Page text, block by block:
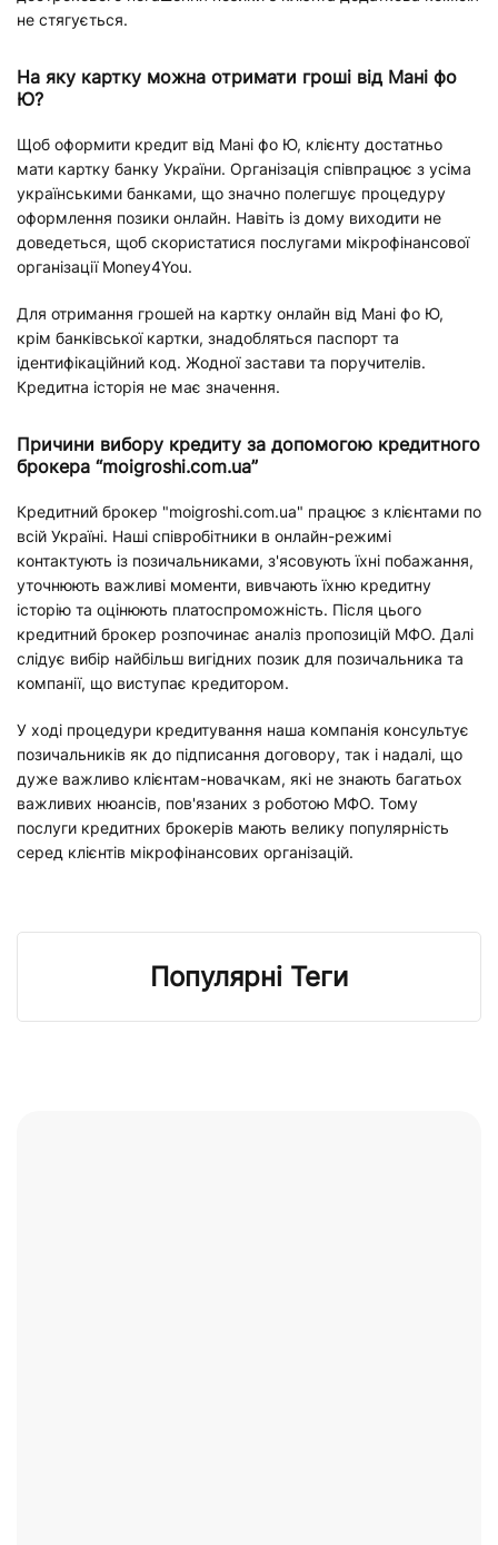
не стягується.
На яку картку можна отримати гроші від Мані фо
Ю?
Щоб оформити кредит від Мані фо Ю, клієнту достатньо
мати картку банку України. Організація співпрацює з усіма
українськими банками, що значно полегшує процедуру
оформлення позики онлайн. Навіть із дому виходити не
доведеться, щоб скористатися послугами мікрофінансової
організації Money4You.
Для отримання грошей на картку онлайн від Мані фо Ю,
крім банківської картки, знадобляться паспорт та
ідентифікаційний код. Жодної застави та поручителів.
Кредитна історія не має значення.
Причини вибору кредиту за допомогою кредитного
брокера “moigroshi.com.ua”
Кредитний брокер "moigroshi.com.ua" працює з клієнтами по
всій Україні. Наші співробітники в онлайн-режимі
контактують із позичальниками, з'ясовують їхні побажання,
уточнюють важливі моменти, вивчають їхню кредитну
історію та оцінюють платоспроможність. Після цього
кредитний брокер розпочинає аналіз пропозицій МФО. Далі
слідує вибір найбільш вигідних позик для позичальника та
компанії, що виступає кредитором.
У ході процедури кредитування наша компанія консультує
позичальників як до підписання договору, так і надалі, що
дуже важливо клієнтам-новачкам, які не знають багатьох
важливих нюансів, пов'язаних з роботою МФО. Тому
послуги кредитних брокерів мають велику популярність
серед клієнтів мікрофінансових організацій.
Популярні Теги